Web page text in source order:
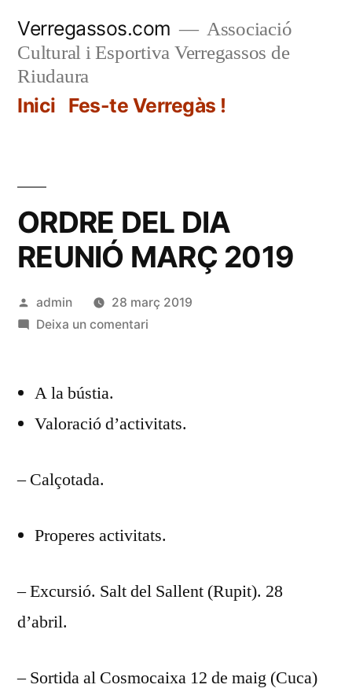
contingut
Verregassos.com
Associació
Cultural i Esportiva Verregassos de
Riudaura
Inici Fes-te Verregàs !
ORDRE DEL DIA
REUNIÓ MARÇ 2019
Publicat
per
admin
28 març 2019
Deixa un comentaria
MARÇ
A la bústia.
Valoració d’activitats.
– Calçotada.
Properes activitats.
– Excursió. Salt del Sallent (Rupit). 28
d’abril.
– Sortida al Cosmocaixa 12 de maig (Cuca)